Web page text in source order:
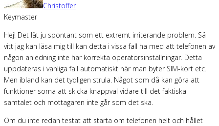
Christoffer
Keymaster
Hej! Det lät ju spontant som ett extremt irriterande problem. Så
vitt jag kan läsa mig till kan detta i vissa fall ha med att telefonen av
någon anledning inte har korrekta operatörsinställningar. Detta
uppdateras i vanliga fall automatiskt när man byter SIM-kort etc.
Men ibland kan det tydligen strula. Något som då kan göra att
funktioner soma att skicka knappval vidare till det faktiska
samtalet och mottagaren inte går som det ska.
Om du inte redan testat att starta om telefonen helt och hållet